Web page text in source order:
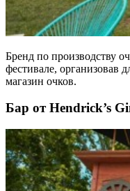
Бренд по производству
фестивале, организовав
магазин очков.
Бар от Hendrick’s